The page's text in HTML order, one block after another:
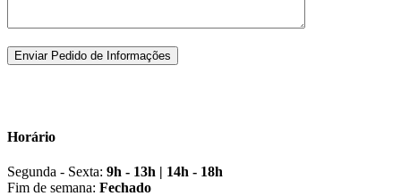
Horário
Segunda - Sexta: 9h - 13h | 14h - 18h
Fim de semana: Fechado